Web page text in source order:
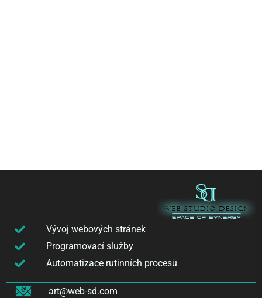
Vývoj webových stránek
Programovací služby
Automatizace rutinních procesů
art@web-sd.com